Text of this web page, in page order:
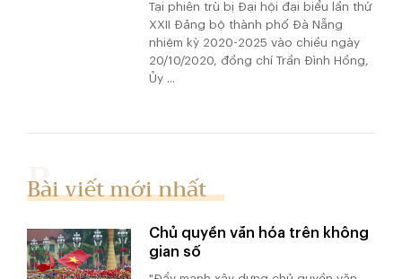
Tại phiên trù bị Đại hội đại biểu lần thứ
XXII Đảng bộ thành phố Đà Nẵng
nhiệm kỳ 2020-2025 vào chiều ngày
20/10/2020, đồng chí Trần Đình Hồng,
Ủy ...
Bài viết mới nhất
Chủ quyền văn hóa trên không
gian số